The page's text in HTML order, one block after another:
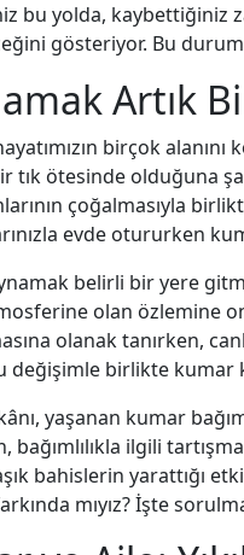
bu yolda, kaybettiğiniz
gösteriyor. Bu
Artık
birçok
tık ötesinde olduğuna
çoğalmasıyla
evde otururken
belirli bir yere
olan özlemine
olanak tanırken,
değişimle birlikte kumar
yaşanan kumar
bağımlılıkla ilgili
bahislerin yarattığı
mıyız? İşte